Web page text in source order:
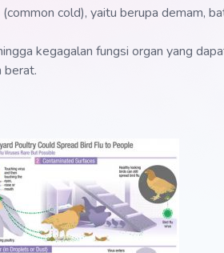
cold), yaitu berupa demam,
kegagalan fungsi organ yang
berat.